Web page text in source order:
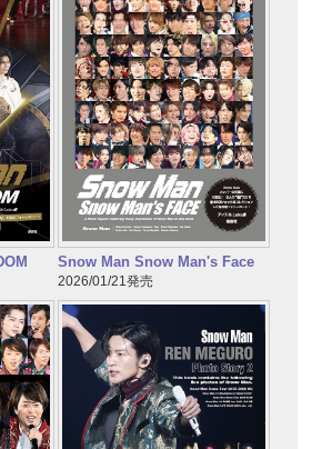
Snow Man Snow Man's Face
2026/01/21発売